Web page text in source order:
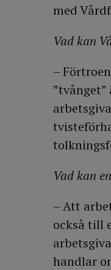
med
Vad kan
–
Vad kan
– Att
också till
handlar